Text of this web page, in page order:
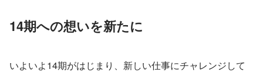
14期への想いを新たに
いよいよ14期がはじまり、新しい仕事にチャレンジして